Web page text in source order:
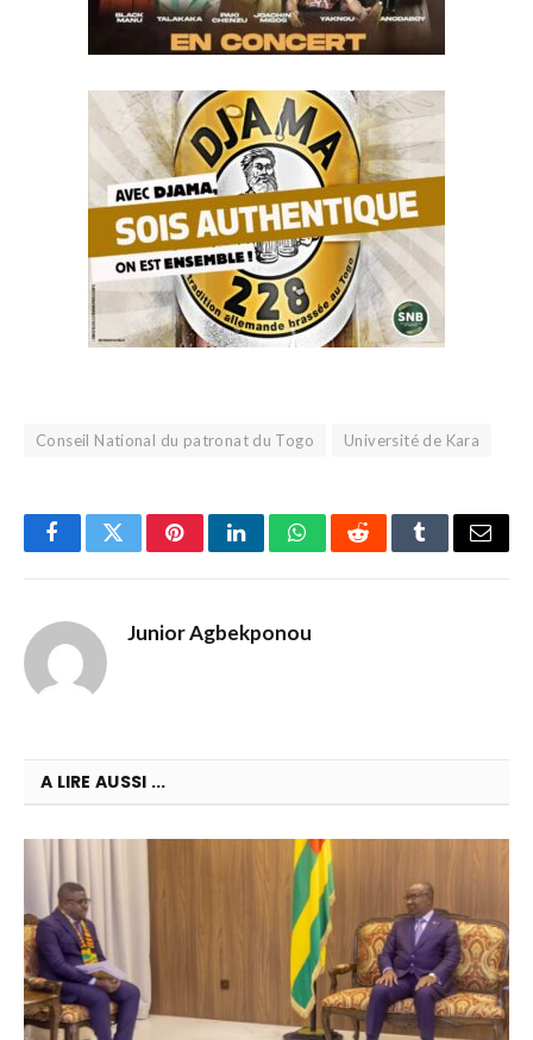
Conseil National du patronat du Togo Université de Kara
FacebookTwitterPinterestLinkedInWhatsAppRedditTumblrEmail
Junior Agbekponou
A LIRE AUSSI ...